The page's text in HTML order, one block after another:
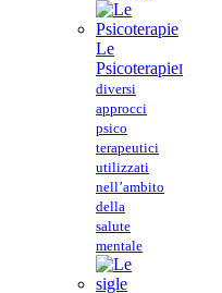
Le
PsicoterapieI
diversi
approcci
psico
terapeutici
utilizzati
nell’ambito
della
salute
mentale